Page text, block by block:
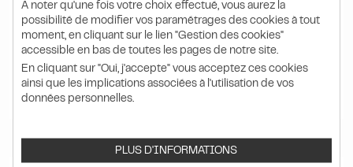
81.40 HT
98.28
DÉTAILPRODUIT
A noter qu'une fois votre choix effectué, vous aurez la
possibilité de modifier vos paramétrages des cookies à tout
moment, en cliquant sur le lien "Gestion des cookies"
accessible en bas de toutes les pages de notre site.
En cliquant sur "Oui, j'accepte" vous acceptez ces cookies
ainsi que les implications associées à l'utilisation de vos
données personnelles.
PLUS D'INFORMATIONS